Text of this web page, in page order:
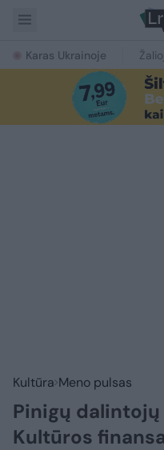
Karas Ukrainoje
Kultūra Meno pulsas
Pinigų
Kultūros